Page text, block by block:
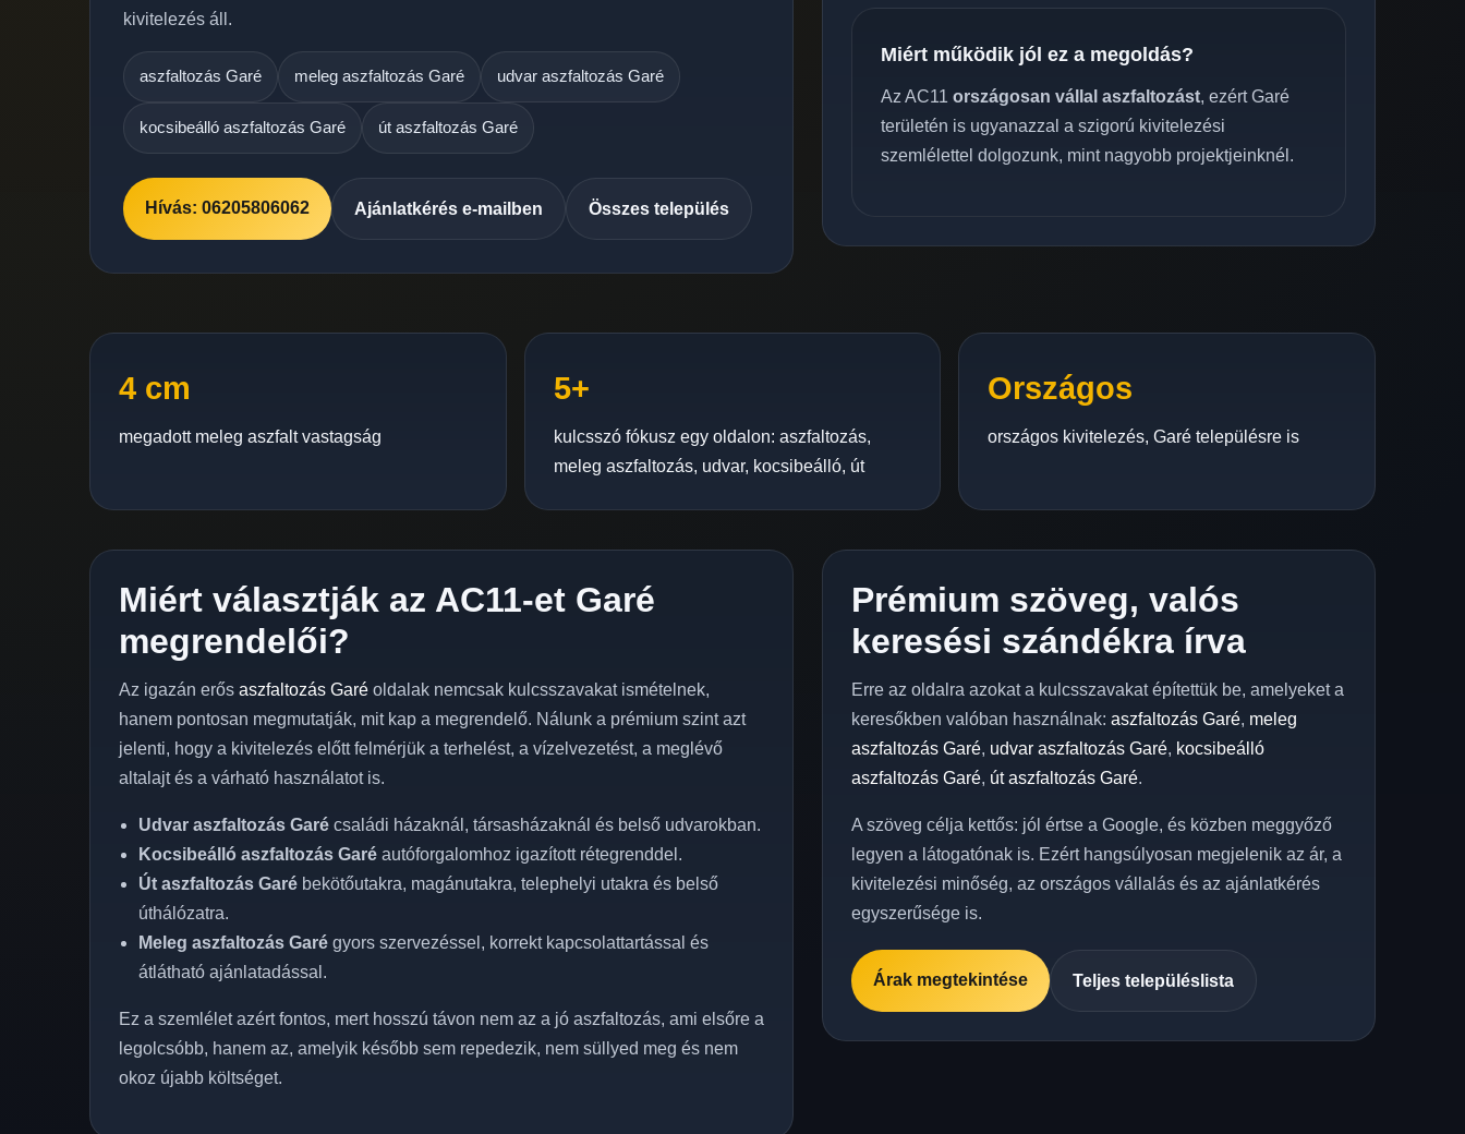
kivitelezés áll.
aszfaltozás Garé meleg aszfaltozás Garé udvar aszfaltozás Garé
kocsibeálló aszfaltozás Garé út aszfaltozás Garé
Hívás: 06205806062 Ajánlatkérés e-mailben Összes település
Miért működik jól ez a megoldás?
Az AC11országosan vállal aszfaltozást, ezért Garé
területén is ugyanazzal a szigorú kivitelezési
szemlélettel dolgozunk, mint nagyobb projektjeinknél.
4 cm
megadott meleg aszfalt vastagság
5+
kulcsszó fókusz egy oldalon: aszfaltozás,
meleg aszfaltozás, udvar, kocsibeálló, út
Országos
országos kivitelezés, Garé településre is
Miért választják az AC11-et Garé
megrendelői?
Az igazán erős aszfaltozás Garé oldalak nemcsak kulcsszavakat ismételnek,
hanem pontosan megmutatják, mit kap a megrendelő. Nálunk a prémium szint azt
jelenti, hogy a kivitelezés előtt felmérjük a terhelést, a vízelvezetést, a meglévő
altalajt és a várható használatot is.
Udvar aszfaltozás Garé családi házaknál, társasházaknál és belső udvarokban.
Kocsibeálló aszfaltozás Garé autóforgalomhoz igazított rétegrenddel.
Út aszfaltozás Garé bekötőutakra, magánutakra, telephelyi utakra és belső
úthálózatra.
Meleg aszfaltozás Garé gyors szervezéssel, korrekt kapcsolattartással és
átlátható ajánlatadással.
Ez a szemlélet azért fontos, mert hosszú távon nem az a jó aszfaltozás, ami elsőre a
legolcsóbb, hanem az, amelyik később sem repedezik, nem süllyed meg és nem
okoz újabb költséget.
Prémium szöveg, valós
keresési szándékra írva
Erre az oldalra azokat a kulcsszavakat építettük be, amelyeket a
keresőkben valóban használnak:aszfaltozás Garé, meleg
aszfaltozás Garé, udvar aszfaltozás Garé, kocsibeálló
aszfaltozás Garé, út aszfaltozás Garé.
A szöveg célja kettős: jól értse a Google, és közben meggyőző
legyen a látogatónak is. Ezért hangsúlyosan megjelenik az ár, a
kivitelezési minőség, az országos vállalás és az ajánlatkérés
egyszerűsége is.
Árak megtekintése Teljes településlista